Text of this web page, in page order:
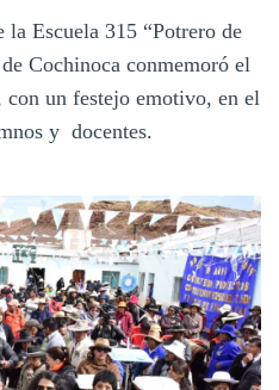
Escuela 315 “Potrero de
Cochinoca conmemoró el
un festejo emotivo, en el
y docentes.